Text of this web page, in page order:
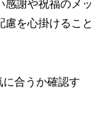
感謝や祝福のメッ
慮を心掛けること
合うか確認す